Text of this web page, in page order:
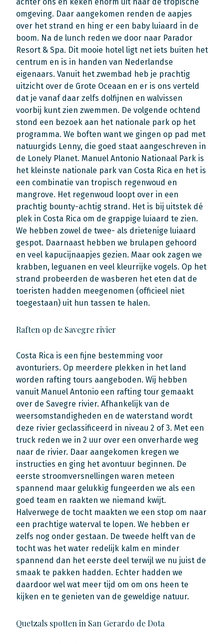
omgeving. Daar aangekomen renden de aapjes
over het strand en hing er een baby luiaard in de
boom. Na de lunch reden we door naar Parador
Resort & Spa. Dit mooie hotel ligt net iets buiten het
centrum en is in handen van Nederlandse
eigenaars. Vanuit het zwembad heb je prachtig
uitzicht over de Grote Oceaan en er is ons verteld
dat je vanaf daar zelfs dolfijnen en walvissen
voorbij kunt zien zwemmen. De volgende ochtend
stond een bezoek aan het nationale park op het
programma. We boften want we gingen op pad met
natuurgids Lenny, die goed staat aangeschreven in
de Lonely Planet. Manuel Antonio Nationaal Park is
het kleinste nationale park van Costa Rica en het is
een combinatie van tropisch regenwoud en
mangrove. Het regenwoud loopt over in een
prachtig bounty-achtig strand. Het is bij uitstek dé
plek in Costa Rica om de grappige luiaard te zien.
We hebben zowel de twee- als drietenige luiaard
gespot. Daarnaast hebben we brulapen gehoord
en veel kapucijnaapjes gezien. Maar ook zagen we
krabben, leguanen en veel kleurrijke vogels. Op het
strand probeerden de wasberen het eten dat de
toeristen hadden meegenomen (officieel niet
toegestaan) uit hun tassen te halen.
Raften op de Savegre rivier
Costa Rica is een fijne bestemming voor
avonturiers. Op meerdere plekken in het land
worden rafting tours aangeboden. Wij hebben
vanuit Manuel Antonio een rafting tour gemaakt
over de Savegre rivier. Afhankelijk van de
weersomstandigheden en de waterstand wordt
deze rivier geclassificeerd in niveau 2 of 3. Met een
truck reden we in 2 uur over een onverharde weg
naar de rivier. Daar aangekomen kregen we
instructies en ging het avontuur beginnen. De
eerste stroomversnellingen waren meteen
spannend maar gelukkig fungeerden we als een
goed team en raakten we niemand kwijt.
Halverwege de tocht maakten we een stop om naar
een prachtige waterval te lopen. We hebben er
zelfs nog onder gestaan. De tweede helft van de
tocht was het water redelijk kalm en minder
spannend dan het eerste deel terwijl we nu juist de
smaak te pakken hadden. Echter hadden we
daardoor wel wat meer tijd om om ons heen te
kijken en te genieten van de geweldige natuur.
Quetzals spotten in San Gerardo de Dota